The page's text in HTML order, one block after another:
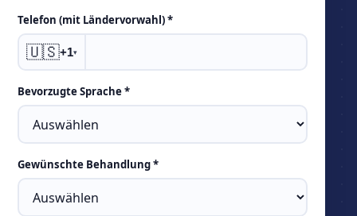
Telefon (mit Ländervorwahl) *
🇺🇸+1▾
Bevorzugte Sprache *
Gewünschte Behandlung *